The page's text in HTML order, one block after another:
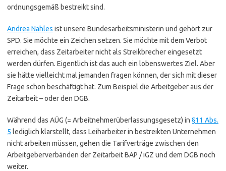
ordnungsgemäß bestreikt sind.
Andrea Nahles ist unsere Bundesarbeitsministerin und gehört zur
SPD. Sie möchte ein Zeichen setzen. Sie möchte mit dem Verbot
erreichen, dass Zeitarbeiter nicht als Streikbrecher eingesetzt
werden dürfen. Eigentlich ist das auch ein lobenswertes Ziel. Aber
sie hätte vielleicht mal jemanden fragen können, der sich mit dieser
Frage schon beschäftigt hat. Zum Beispiel die Arbeitgeber aus der
Zeitarbeit – oder den DGB.
Während das AÜG (= Arbeitnehmerüberlassungsgesetz) in §11 Abs.
5 lediglich klarstellt, dass Leiharbeiter in bestreikten Unternehmen
nicht arbeiten müssen, gehen die Tarifverträge zwischen den
Arbeitgeberverbänden der Zeitarbeit BAP / iGZ und dem DGB noch
weiter.